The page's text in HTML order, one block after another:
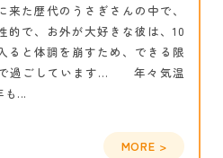
た歴代のうさぎさんの中で、
で、お外が大好きな彼は、10
ると体調を崩すため、できる限
で過ごしています… 年々気温
も...